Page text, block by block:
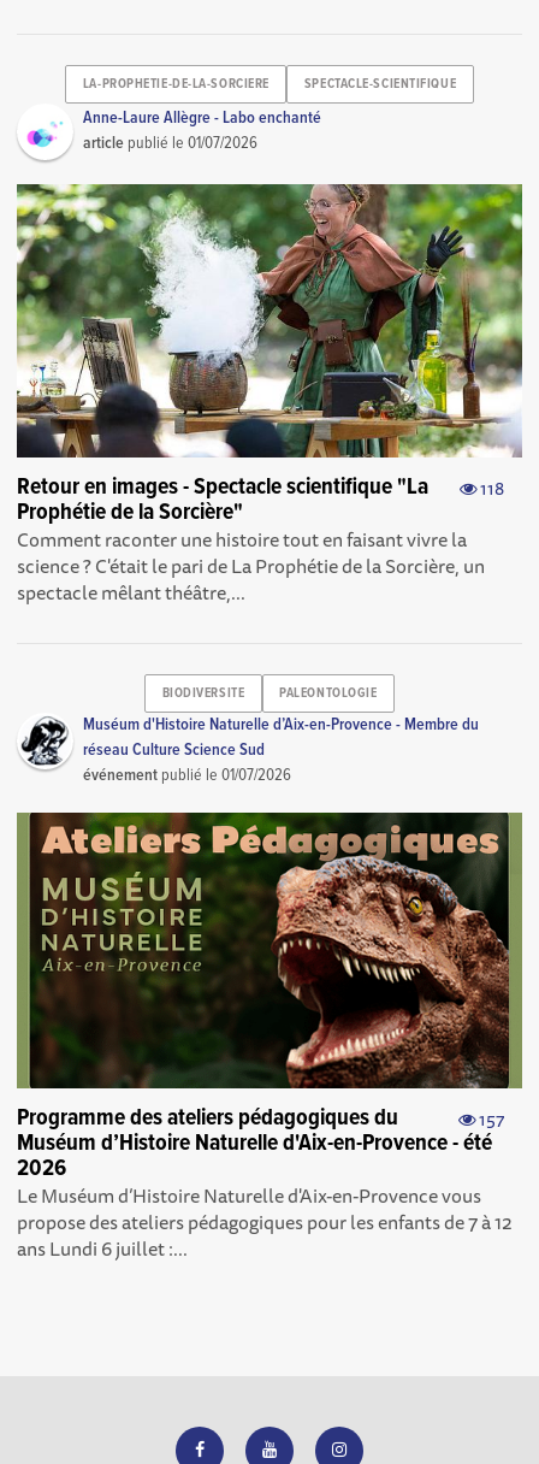
LA-PROPHETIE-DE-LA-SORCIERE SPECTACLE-SCIENTIFIQUE
Anne-Laure Allègre - Labo enchanté
article publié le01/07/2026
118
Retour en images - Spectacle scientifique "La
Prophétie de la Sorcière"
Comment raconter une histoire tout en faisant vivre la
science ? C'était le pari de La Prophétie de la Sorcière, un
spectacle mêlant théâtre,...
BIODIVERSITE PALEONTOLOGIE
Muséum d'Histoire Naturelle d’Aix-en-Provence - Membre du
réseau Culture Science Sud
événement publié le01/07/2026
157
Programme des ateliers pédagogiques du
Muséum d’Histoire Naturelle d'Aix-en-Provence - été
2026
Le Muséum d’Histoire Naturelle d'Aix-en-Provence vous
propose des ateliers pédagogiques pour les enfants de 7 à 12
ans Lundi 6 juillet :...